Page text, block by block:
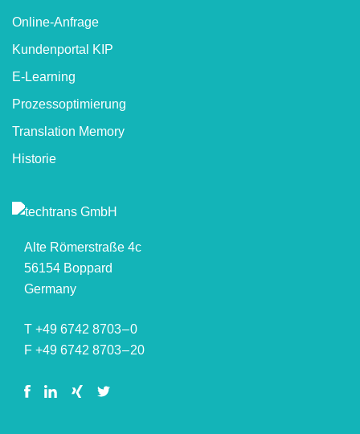
Online-Anfrage
Kundenportal KIP
E-Learning
Prozessoptimierung
Translation Memory
Historie
Alte Römerstraße 4c
56154 Boppard
Germany
T +49 6742 8703 – 0
F +49 6742 8703 – 20